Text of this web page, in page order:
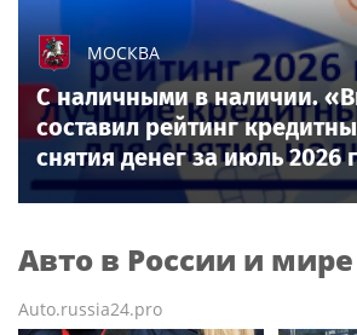
МОСКВА
С наличными в наличии.
составил рейтинг
снятия денег за июль 2026
Авто в России и мире
Auto.russia24.pro